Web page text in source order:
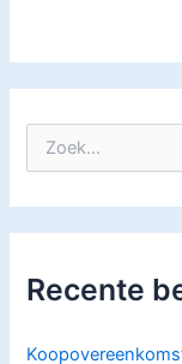
o
a
Recente